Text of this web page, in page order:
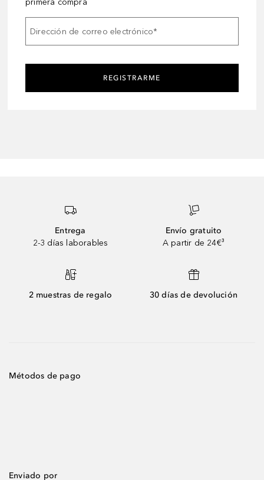
primera compra
Dirección de correo electrónico*
REGISTRARME
Entrega
2-3 días laborables
Envío gratuito
A partir de 24€³
2 muestras de regalo 30 días de devolución
Métodos de pago
Enviado por